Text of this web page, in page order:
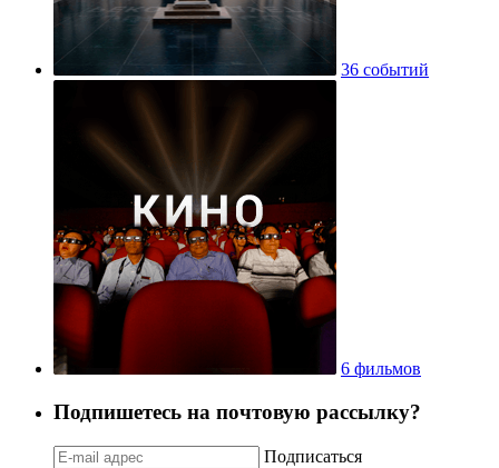
36 событий
6 фильмов
Подпишетесь на почтовую рассылку?
Подписаться